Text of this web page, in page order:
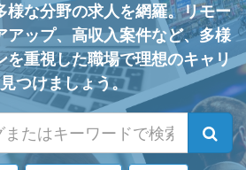
様な分野の求人を網羅。リモー
アップ、高収入案件など、多様
を重視した職場で理想のキャリ
つけましょう。